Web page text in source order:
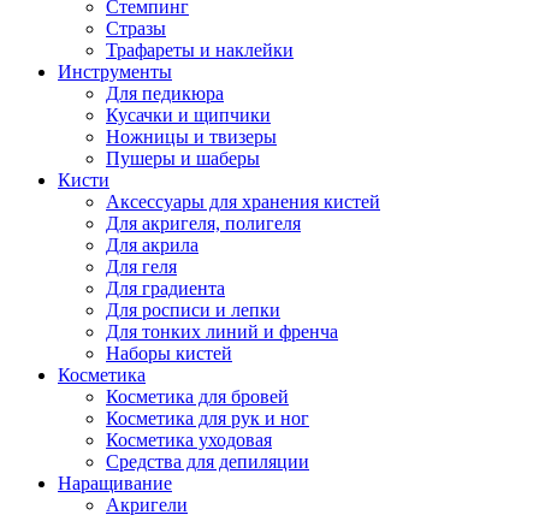
Стемпинг
Стразы
Трафареты и наклейки
Инструменты
Для педикюра
Кусачки и щипчики
Ножницы и твизеры
Пушеры и шаберы
Кисти
Аксессуары для хранения кистей
Для акригеля, полигеля
Для акрила
Для геля
Для градиента
Для росписи и лепки
Для тонких линий и френча
Наборы кистей
Косметика
Косметика для бровей
Косметика для рук и ног
Косметика уходовая
Средства для депиляции
Наращивание
Акригели